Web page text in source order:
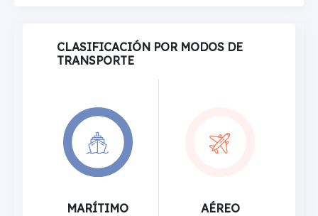
CLASIFICACIÓN POR MODOS DE
TRANSPORTE
MARÍTIMO AÉREO